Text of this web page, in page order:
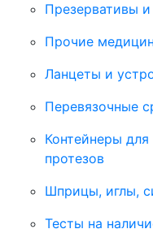
Презервативы
Прочие
Ланцеты и
Перевязочные
Контейнеры
протезов
Шприцы, иглы,
Тесты на